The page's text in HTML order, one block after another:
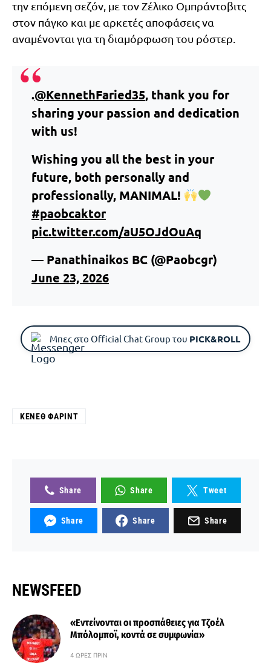
την επόμενη σεζόν, με τον Ζέλικο Ομπράντοβιτς
στον πάγκο και με αρκετές αποφάσεις να
αναμένονται για τη διαμόρφωση του ρόστερ.
.@KennethFaried35, thank you for
sharing your passion and dedication
with us!
Wishing you all the best in your
future, both personally and
professionally, MANIMAL!
#paobcaktor
pic.twitter.com/aU5OJdOuAq
— Panathinaikos BC (@Paobcgr)
June 23, 2026
Μπες στο Official Chat Group του PICK&ROLL
ΚΈΝΕΘ ΦΑΡΊΝΤ
Share Share Tweet
Share Share Share
NEWSFEED
«Εντείνονται οι προσπάθειες για Τζοέλ
Μπόλομποϊ, κοντά σε συμφωνία»
4 ΏΡΕΣ ΠΡΙΝ